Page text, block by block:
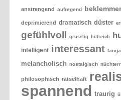
anstrengend aufregend
deprimierend dramatisch düster
gefühlvoll gruselig hilfreich
intelligent interessant
melancholisch nostalgisch
philosophisch rätselhaft
spannend traurig